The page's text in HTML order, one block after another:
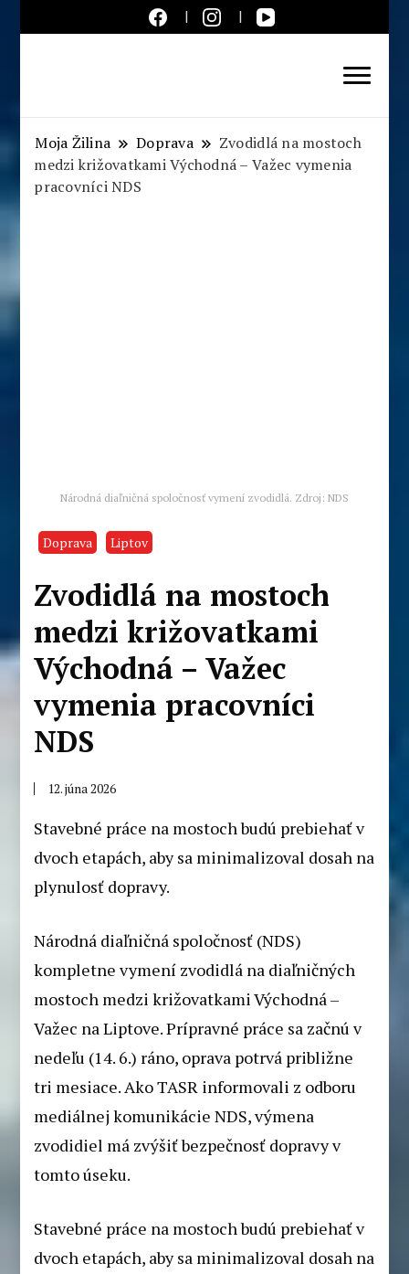
Slovensko
Moja Žilina Doprava
Zvodidlá na mostoch
medzi križovatkami Východná – Važec vymenia
pracovníci NDS
Národná diaľničná spoločnosť vymení zvodidlá. Zdroj: NDS
Doprava Liptov
Zvodidlá na mostoch
medzi križovatkami
Východná – Važec
vymenia pracovníci
NDS
12. júna 2026
Stavebné práce na mostoch budú prebiehať v
dvoch etapách, aby sa minimalizoval dosah na
plynulosť dopravy.
Národná diaľničná spoločnosť (NDS)
kompletne vymení zvodidlá na diaľničných
mostoch medzi križovatkami Východná –
Važec na Liptove. Prípravné práce sa začnú v
nedeľu (14. 6.) ráno, oprava potrvá približne
tri mesiace. Ako TASR informovali z odboru
mediálnej komunikácie NDS, výmena
zvodidiel má zvýšiť bezpečnosť dopravy v
tomto úseku.
Stavebné práce na mostoch budú prebiehať v
dvoch etapách, aby sa minimalizoval dosah na